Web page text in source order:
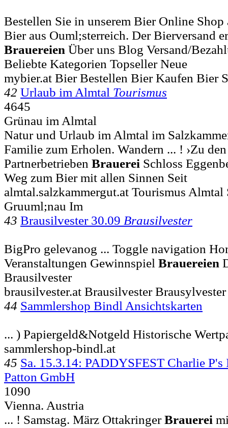
Bestellen Sie in unserem Bier Online Shop
Bier aus Ouml;sterreich. Der Bierversand
Brauereien Über uns Blog Versand/
Beliebte Kategorien Topseller Neue
mybier.at Bier Bestellen Bier Kaufen Bier
42 Urlaub im Almtal Tourismus
4645
Grünau im Almtal
Natur und Urlaub im Almtal im
Familie zum Erholen. Wandern ... ! ›Zu
Partnerbetrieben Brauerei Schloss
Weg zum Bier mit allen Sinnen Seit
almtal.salzkammergut.at Tourismus Almtal
Gruuml;nau Im
43 Brausilvester 30.09 Brausilvester
BigPro gelevanog ... Toggle navigation
Veranstaltungen Gewinnspiel Brauereien
Brausilvester
brausilvester.at Brausilvester
44 Sammlershop Bindl Ansichtskarten
... ) Papiergeld&Notgeld Historische
sammlershop-bindl.at
45 Sa. 15.3.14: PADDYSFEST Charlie
Patton GmbH
1090
Vienna. Austria
... ! Samstag. März OttakringerBrauerei